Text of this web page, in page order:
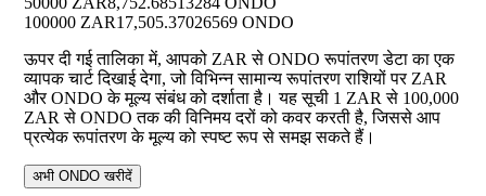
100000 ZAR17,505.37026569 ONDO
ऊपर दी गई तालिका में, आपको ZAR से ONDO रूपांतरण डेटा का एक
व्यापक चार्ट दिखाई देगा, जो विभिन्न सामान्य रूपांतरण राशियों पर ZAR
और ONDO के मूल्य संबंध को दर्शाता है। यह सूची 1 ZAR से 100,000
ZAR से ONDO तक की विनिमय दरों को कवर करती है, जिससे आप
प्रत्येक रूपांतरण के मूल्य को स्पष्ट रूप से समझ सकते हैं।
अभी ONDO खरीदें